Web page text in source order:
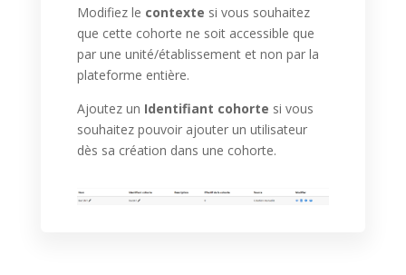
Modifiez le contexte si vous souhaitez
que cette cohorte ne soit accessible que
par une unité/établissement et non par la
plateforme entière.
Ajoutez un Identifiant cohorte si vous
souhaitez pouvoir ajouter un utilisateur
dès sa création dans une cohorte.